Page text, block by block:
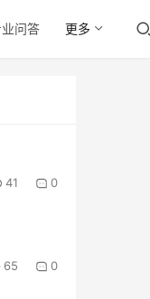
问答 更多
41 0
65 0